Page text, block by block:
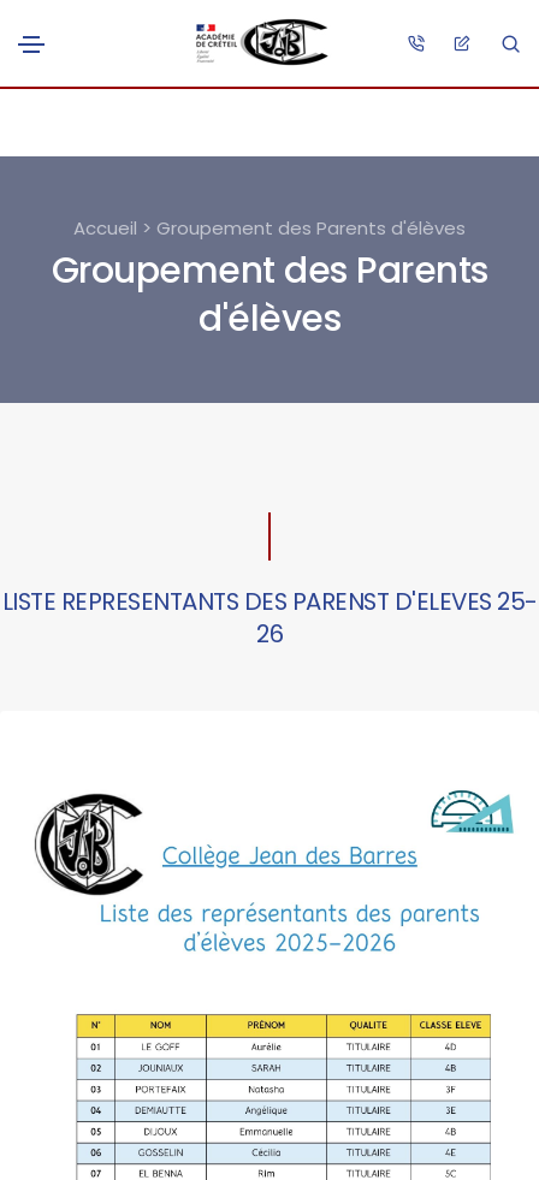
Accueil > Groupement des Parents d'élèves
Groupement des Parents
d'élèves
LISTE REPRESENTANTS DES PARENST D'ELEVES 25-
26